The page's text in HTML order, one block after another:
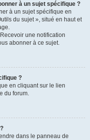
à un sujet spécifique ?
à un sujet spécifique en
du sujet », situé en haut et
une notification
abonner à ce sujet.
?
en cliquant sur le lien
du forum.
dans le panneau de